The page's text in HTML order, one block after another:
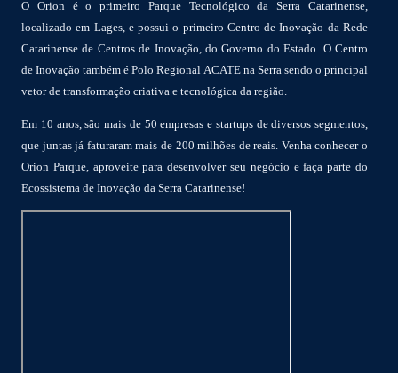
O Orion é o primeiro Parque Tecnológico da Serra Catarinense,
localizado em Lages, e possui o primeiro Centro de Inovação da Rede
Catarinense de Centros de Inovação, do Governo do Estado. O Centro
de Inovação também é Polo Regional ACATE na Serra sendo o principal
vetor de transformação criativa e tecnológica da região.
Em 10 anos, são mais de 50 empresas e startups de diversos segmentos,
que juntas já faturaram mais de 200 milhões de reais. Venha conhecer o
Orion Parque, aproveite para desenvolver seu negócio e faça parte do
Ecossistema de Inovação da Serra Catarinense!